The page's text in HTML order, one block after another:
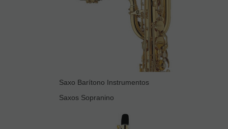
Saxo Barítono Instrumentos
Saxos Sopranino